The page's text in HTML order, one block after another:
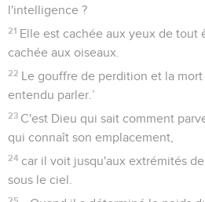
l'intelligence ?
21 Elle est cachée aux yeux de tout
cachée aux oiseaux.
22 Le gouffre de perdition et la mort
entendu parler.’
23 C'est Dieu qui sait comment
qui connaît son emplacement,
24 car il voit jusqu'aux extrémités
sous le ciel.
25